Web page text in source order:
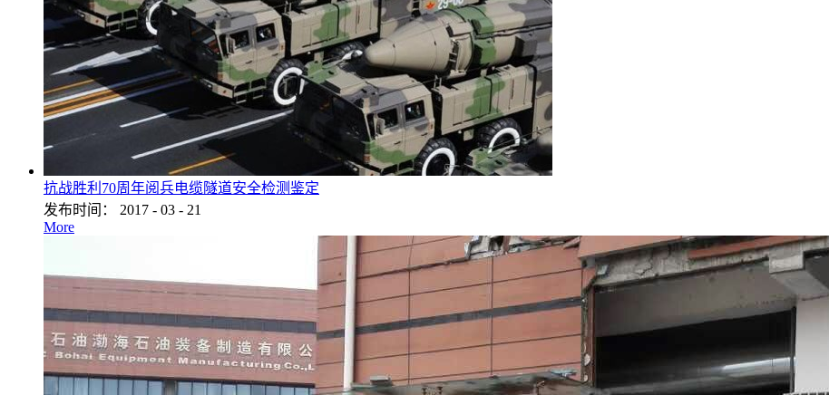
抗战胜利70周年阅兵电缆隧道安全检测鉴定
发布时间：
2017 - 03 - 21
More